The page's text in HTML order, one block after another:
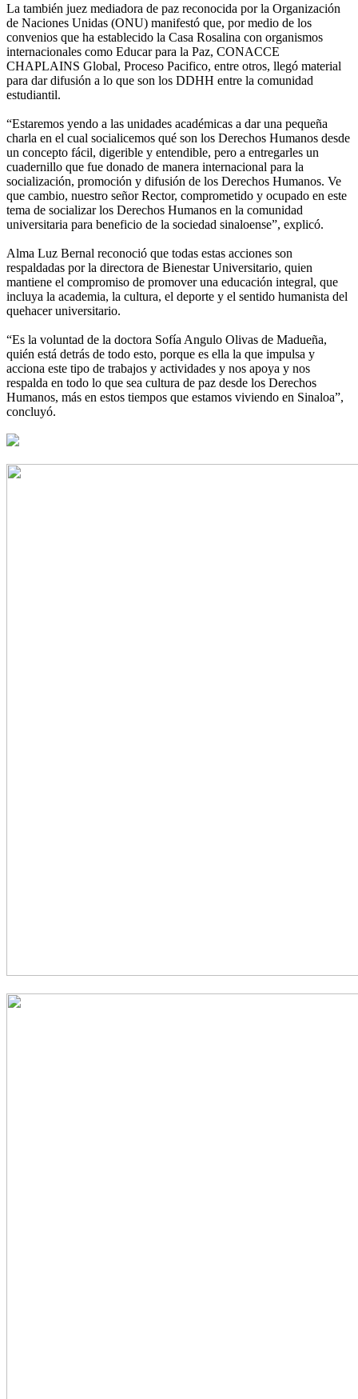
La también juez mediadora de paz reconocida por la Organización
de Naciones Unidas (ONU) manifestó que, por medio de los
convenios que ha establecido la Casa Rosalina con organismos
internacionales como Educar para la Paz, CONACCE
CHAPLAINS Global, Proceso Pacifico, entre otros, llegó material
para dar difusión a lo que son los DDHH entre la comunidad
estudiantil.
“Estaremos yendo a las unidades académicas a dar una pequeña
charla en el cual socialicemos qué son los Derechos Humanos desde
un concepto fácil, digerible y entendible, pero a entregarles un
cuadernillo que fue donado de manera internacional para la
socialización, promoción y difusión de los Derechos Humanos. Ve
que cambio, nuestro señor Rector, comprometido y ocupado en este
tema de socializar los Derechos Humanos en la comunidad
universitaria para beneficio de la sociedad sinaloense”, explicó.
Alma Luz Bernal reconoció que todas estas acciones son
respaldadas por la directora de Bienestar Universitario, quien
mantiene el compromiso de promover una educación integral, que
incluya la academia, la cultura, el deporte y el sentido humanista del
quehacer universitario.
“Es la voluntad de la doctora Sofía Angulo Olivas de Madueña,
quién está detrás de todo esto, porque es ella la que impulsa y
acciona este tipo de trabajos y actividades y nos apoya y nos
respalda en todo lo que sea cultura de paz desde los Derechos
Humanos, más en estos tiempos que estamos viviendo en Sinaloa”,
concluyó.